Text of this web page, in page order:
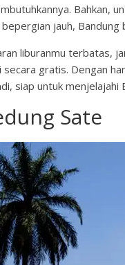
Bahkan,
jauh, Bandung
liburanmu terbatas,
secara gratis. Dengan
siap untuk menjelajahi
Sate